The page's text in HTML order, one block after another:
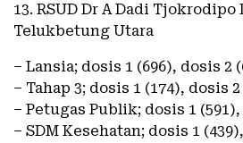
13. RSUD Dr A Dadi Tjokrodipo
Telukbetung Utara
– Lansia; dosis 1 (696), dosis 2
– Tahap 3; dosis 1 (174), dosis 2
– Petugas Publik; dosis 1 (591),
– SDM Kesehatan; dosis 1